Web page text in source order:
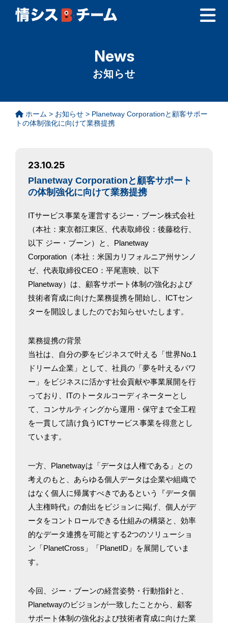
News
お知らせ
ホーム > お知らせ > Planetway Corporationと顧客サポー
トの体制強化に向けて業務提携
23.10.25
Planetway Corporationと顧客サポート
の体制強化に向けて業務提携
ITサービス事業を運営するジー・ブーン株式会社
（本社：東京都江東区、代表取締役：後藤稔行、
以下 ジー・ブーン）と、Planetway
Corporation（本社：米国カリフォルニア州サンノ
ゼ、代表取締役CEO：平尾憲映、以下
Planetway）は、顧客サポート体制の強化および
技術者育成に向けた業務提携を開始し、ICTセン
ターを開設しましたのでお知らせいたします。
業務提携の背景
当社は、自分の夢をビジネスで叶える「世界No.1
ドリーム企業」として、社員の「夢を叶えるパワ
ー」をビジネスに活かす社会貢献や事業展開を行
っており、ITのトータルコーディネーターとし
て、コンサルティングから運用・保守まで全工程
を一貫して請け負うICTサービス事業を得意とし
ています。
一方、Planetwayは「データは人権である」との
考えのもと、あらゆる個人データは企業や組織で
はなく個人に帰属すべきであるという『データ個
人主権時代』の創出をビジョンに掲げ、個人がデ
ータをコントロールできる仕組みの構築と、効率
的なデータ連携を可能とする2つのソリューショ
ン「PlanetCross」「PlanetID」を展開していま
す。
今回、ジー・ブーンの経営姿勢・行動指針と、
Planetwayのビジョンが一致したことから、顧客
サポート体制の強化および技術者育成に向けた業